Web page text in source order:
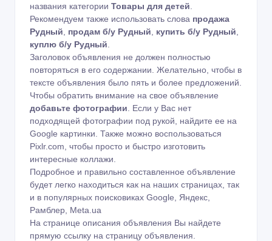
названия категории Товары для детей
Рекомендуем также использовать слова продажа
Рудный
продам б/у Рудный купить б/у Рудный
куплю б/у Рудный
Заголовок объявления не должен полностью
повторяться в его содержании. Желательно, чтобы в
тексте объявления было пять и более предложений.
Чтобы обратить внимание на свое объявление
добавьте фотографии . Если у Вас нет
подходящей фотографии под рукой, найдите ее на
Google картинки . Также можно воспользоваться
Pixlr.com , чтобы просто и быстро изготовить
интересные коллажи.
Подробное и правильно составленное объявление
будет легко находиться как на наших страницах, так
и в популярных поисковиках Google, Яндекс,
Рамблер, Meta.ua
На странице описания объявления Вы найдете
прямую ссылку на страницу объявления.